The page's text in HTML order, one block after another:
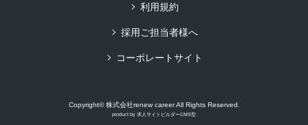
利用規約
採用ご担当者様へ
コーポレートサイト
Copyright© 株式会社renew career All Rights Reserved.
product by 求人サイトビルダーCMS型